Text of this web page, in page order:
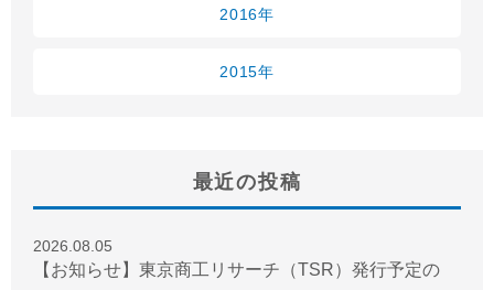
2016年
2015年
最近の投稿
2026.08.05
【お知らせ】東京商工リサーチ（TSR）発行予定の